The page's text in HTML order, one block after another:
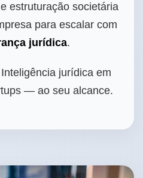
estruturação societária
para escalar com
jurídica.
Inteligência jurídica em
— ao seu alcance.